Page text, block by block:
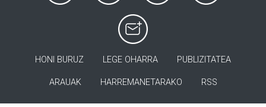
HONI BURUZ LEGE OHARRA PUBLIZITATEA
ARAUAK HARREMANETARAKO RSS